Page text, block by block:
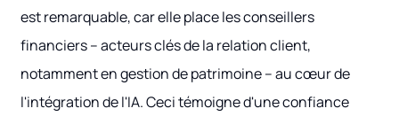
est remarquable, car elle place les conseillers
financiers – acteurs clés de la relation client,
notamment en gestion de patrimoine – au cœur de
l'intégration de l'IA. Ceci témoigne d'une confiance